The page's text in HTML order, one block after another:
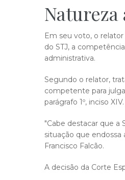
Em seu voto, o
do STJ, a
administrativa.
Segundo o relator,
competente para
parágrafo 1º, inciso XIV.
"Cabe destacar que a
situação que
Francisco Falcão.
A decisão da Corte